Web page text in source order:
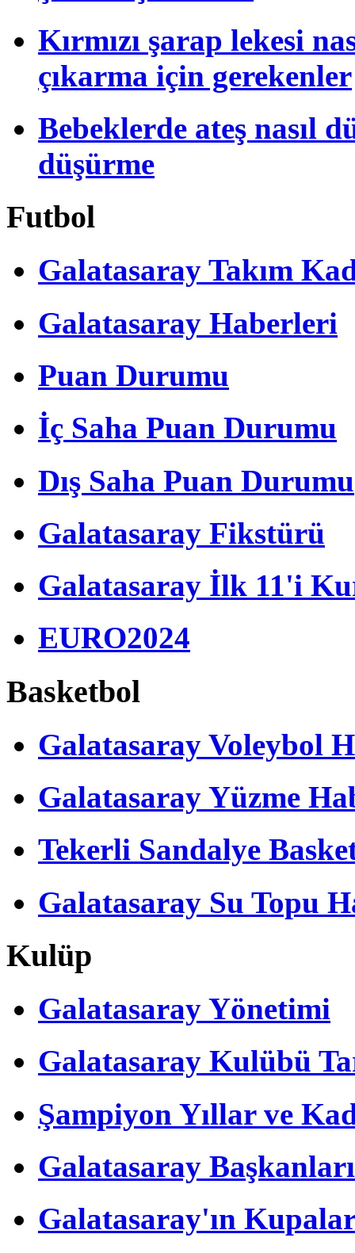
Kırmızı şarap lekesi
çıkarma için gerekenler
Bebeklerde ateş nasıl
düşürme
Futbol
Galatasaray Takım
Galatasaray Haberleri
Puan Durumu
İç Saha Puan Durumu
Dış Saha Puan Durumu
Galatasaray Fikstürü
Galatasaray İlk 11'i
EURO2024
Basketbol
Galatasaray Voleybol
Galatasaray Yüzme
Tekerli Sandalye
Galatasaray Su Topu
Kulüp
Galatasaray Yönetimi
Galatasaray Kulübü
Şampiyon Yıllar ve
Galatasaray Başkanları
Galatasaray'ın